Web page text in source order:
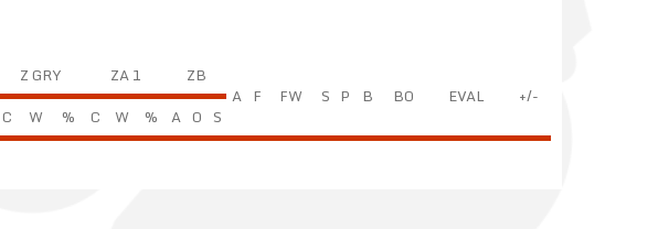
Z GRY ZA 1
ZB
A F FW S P B BO EVAL
+/-
C W % C W % A O S